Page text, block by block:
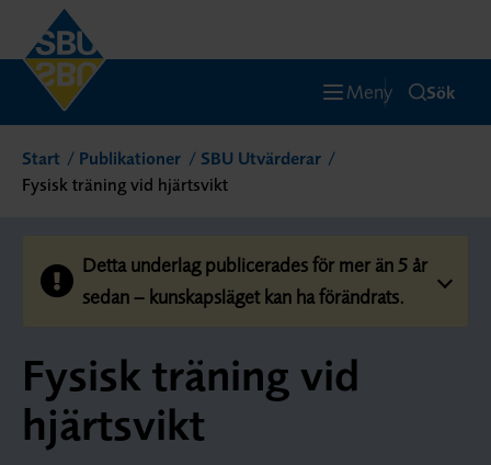
Meny Sök
Start Publikationer
SBU Utvärderar
Fysisk träning vid hjärtsvikt
Detta underlag publicerades för mer än 5 år
sedan – kunskapsläget kan ha förändrats.
Fysisk träning vid
hjärtsvikt